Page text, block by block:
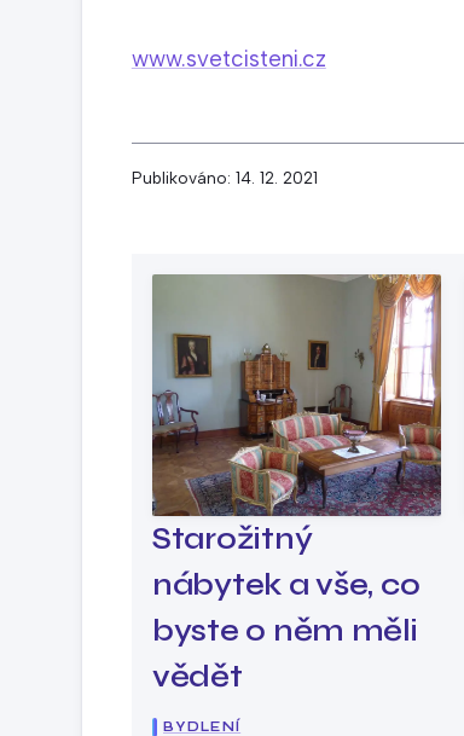
www.svetcisteni.cz
Publikováno: 14. 12. 2021
Starožitný
nábytek a vše, co
byste o něm měli
vědět
BYDLENÍ